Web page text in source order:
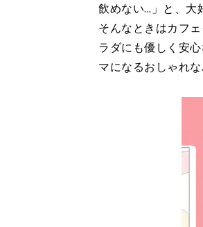
飲めない...」と、
そんなときはカフ
ラダにも優しく安
マになるおしゃれ